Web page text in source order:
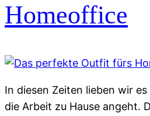
Homeoffice
In diesen Zeiten lieben wir
die Arbeit zu Hause angeht.